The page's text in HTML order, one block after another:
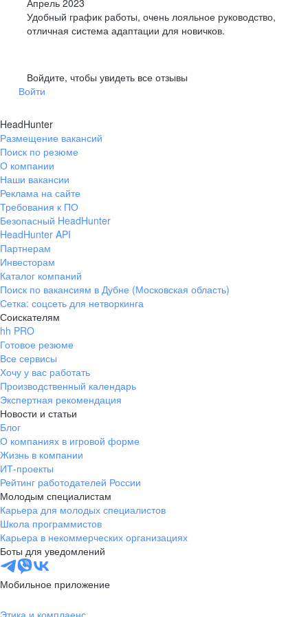
Апрель 2023
Удобный график работы, очень лояльное руководство,
отличная система адаптации для новичков.
Войдите, чтобы увидеть все отзывы
Войти
HeadHunter
Размещение вакансий
Поиск по резюме
О компании
Наши вакансии
Реклама на сайте
Требования к ПО
Безопасный HeadHunter
HeadHunter API
Партнерам
Инвесторам
Каталог компаний
Поиск по вакансиям в Дубне (Московская область)
Сетка: соцсеть для нетворкинга
Соискателям
hh PRO
Готовое резюме
Все сервисы
Хочу у вас работать
Производственный календарь
Экспертная рекомендация
Новости и статьи
Блог
О компаниях в игровой форме
Жизнь в компании
ИТ-проекты
Рейтинг работодателей России
Молодым специалистам
Карьера для молодых специалистов
Школа программистов
Карьера в некоммерческих организациях
Боты для уведомлений
Мобильное приложение